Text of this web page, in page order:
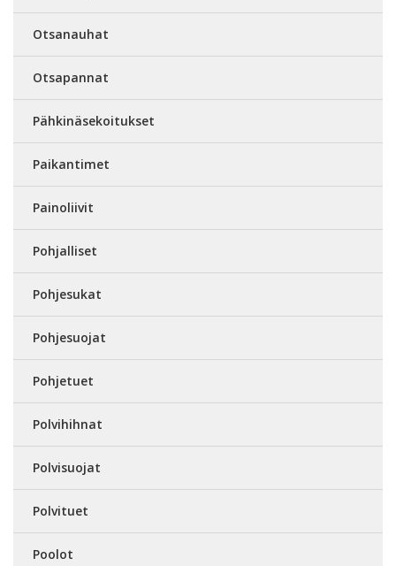
Otsanauhat
Otsapannat
Pähkinäsekoitukset
Paikantimet
Painoliivit
Pohjalliset
Pohjesukat
Pohjesuojat
Pohjetuet
Polvihihnat
Polvisuojat
Polvituet
Poolot